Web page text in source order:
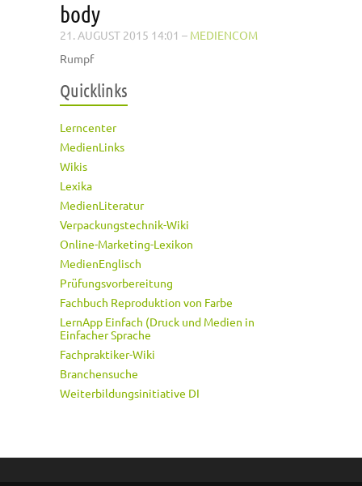
body
21. AUGUST 2015 14:01 – MEDIENCOM
Rumpf
Quicklinks
Lerncenter
MedienLinks
Wikis
Lexika
MedienLiteratur
Verpackungstechnik-Wiki
Online-Marketing-Lexikon
MedienEnglisch
Prüfungsvorbereitung
Fachbuch Reproduktion von Farbe
LernApp Einfach (Druck und Medien in
Einfacher Sprache
Fachpraktiker-Wiki
Branchensuche
Weiterbildungsinitiative DI